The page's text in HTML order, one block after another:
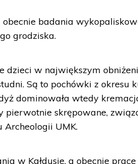
badania
grodziska.
dzieci w największym
Są to pochówki z okresu
dominowała wtedy
pierwotnie skrępowane,
Archeologii UMK.
w Kałdusie, a obecnie